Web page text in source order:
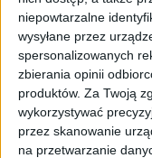
niepowtarzalne
wysyłane przez
spersonalizowanych
zbierania opinii
produktów. Za Twoją
wykorzystywać
przez skanowanie
na przetwarzanie
klinicznych na
fundamentalny
Europie. Drugi
America” z
umożliwia
rynek
spółki celowej.